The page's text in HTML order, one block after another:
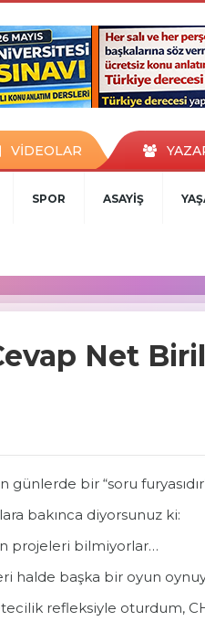
VİDEOLAR
SPOR ASAYİŞ
Net
günlerde bir “soru
bakınca diyorsunuz ki:
projeleri bilmiyorlar…
halde başka bir oyun
refleksiyle oturdum,